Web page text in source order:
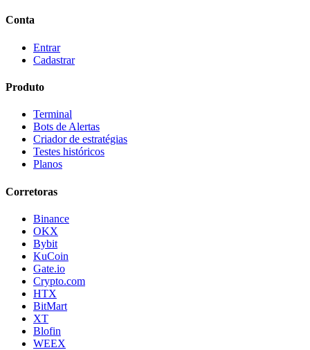
Conta
Entrar
Cadastrar
Produto
Terminal
Bots de Alertas
Criador de estratégias
Testes históricos
Planos
Corretoras
Binance
OKX
Bybit
KuCoin
Gate.io
Crypto.com
HTX
BitMart
XT
Blofin
WEEX